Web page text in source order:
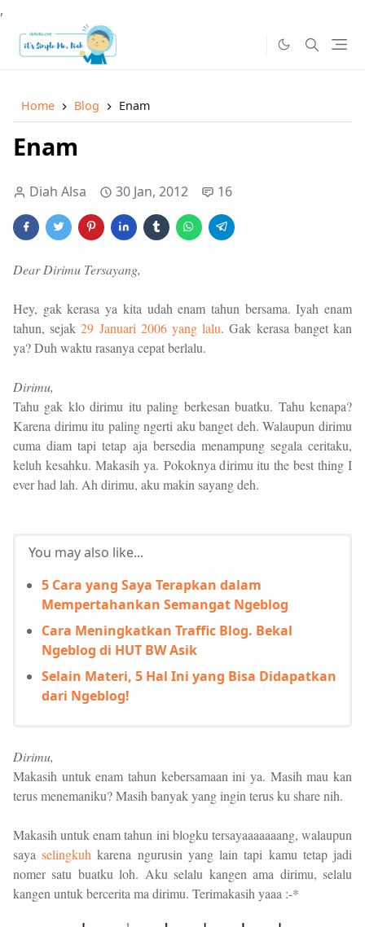
,
Home Blog Enam
Enam
Diah Alsa 30 Jan, 2012 16
Dear Dirimu Tersayang,
Hey, gak kerasa ya kita udah enam tahun bersama. Iyah enam
tahun, sejak29 Januari 2006 yang lalu. Gak kerasa banget kan
ya? Duh waktu rasanya cepat berlalu.
Dirimu,
Tahu gak klo dirimu itu paling berkesan buatku. Tahu kenapa?
Karena dirimu itu paling ngerti aku banget deh. Walaupun dirimu
cuma diam tapi tetap aja bersedia menampung segala ceritaku,
keluh kesahku. Makasih ya. Pokoknya dirimu itu the best thing I
ever had lah. Ah dirimu, aku makin sayang deh.
You may also like...
5 Cara yang Saya Terapkan dalam
Mempertahankan Semangat Ngeblog
Cara Meningkatkan Traffic Blog. Bekal
Ngeblog di HUT BW Asik
Selain Materi, 5 Hal Ini yang Bisa Didapatkan
dari Ngeblog!
Dirimu,
Makasih untuk enam tahun kebersamaan ini ya. Masih mau kan
terus menemaniku? Masih banyak yang ingin terus ku share nih.
Makasih untuk enam tahun ini blogku tersayaaaaaaang, walaupun
sayaselingkuh karena ngurusin yang lain tapi kamu tetap jadi
nomer satu buatku loh. Aku selalu kangen ama dirimu, selalu
kangen untuk bercerita ma dirimu. Terimakasih yaaa :-*